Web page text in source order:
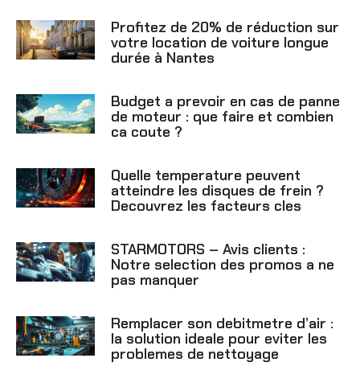
Profitez de 20% de réduction sur
votre location de voiture longue
durée à Nantes
Budget a prevoir en cas de panne
de moteur : que faire et combien
ca coute ?
Quelle temperature peuvent
atteindre les disques de frein ?
Decouvrez les facteurs cles
STARMOTORS – Avis clients :
Notre selection des promos a ne
pas manquer
Remplacer son debitmetre d’air :
la solution ideale pour eviter les
problemes de nettoyage